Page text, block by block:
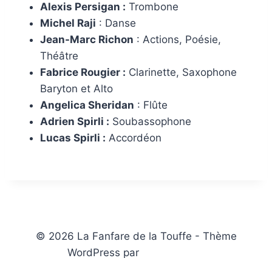
Alexis Persigan : Trombone
Michel Raji : Danse
Jean-Marc Richon : Actions, Poésie,
Théâtre
Fabrice Rougier : Clarinette, Saxophone
Baryton et Alto
Angelica Sheridan : Flûte
Adrien Spirli : Soubassophone
Lucas Spirli : Accordéon
© 2026 La Fanfare de la Touffe - Thème
WordPress par